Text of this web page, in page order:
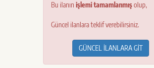
Bu ilanın işlemi tamamlanmışolup,
Güncel ilanlara teklif verebilirsiniz.
GÜNCEL İLANLARA GİT